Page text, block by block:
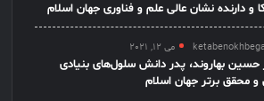
و دارنده نشان عالی علم و فناوری جهان اسلام
می 12, 2021
حسین بهاروند، پدر دانش سلول‌های بنیادی
و محقق برتر جهان اسلام